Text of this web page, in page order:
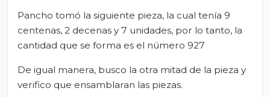
Pancho tomó la siguiente pieza, la cual tenía 9
centenas, 2 decenas y 7 unidades, por lo tanto, la
cantidad que se forma es el número 927
De igual manera, busco la otra mitad de la pieza y
verifico que ensamblaran las piezas.